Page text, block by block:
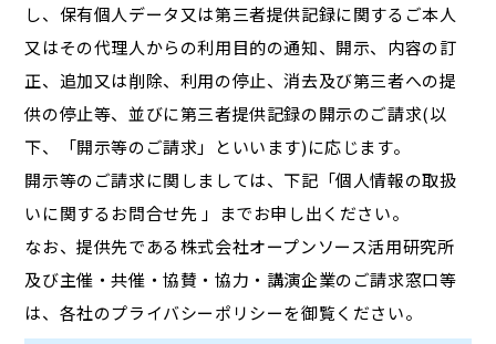
し、保有個人データ又は第三者提供記録に関するご本人
又はその代理人からの利用目的の通知、開示、内容の訂
正、追加又は削除、利用の停止、消去及び第三者への提
供の停止等、並びに第三者提供記録の開示のご請求(以
下、「開示等のご請求」といいます)に応じます。
開示等のご請求に関しましては、下記「個人情報の取扱
いに関するお問合せ先 」までお申し出ください。
なお、提供先である株式会社オープンソース活用研究所
及び主催・共催・協賛・協力・講演企業のご請求窓口等
は、各社のプライバシーポリシーを御覧ください。